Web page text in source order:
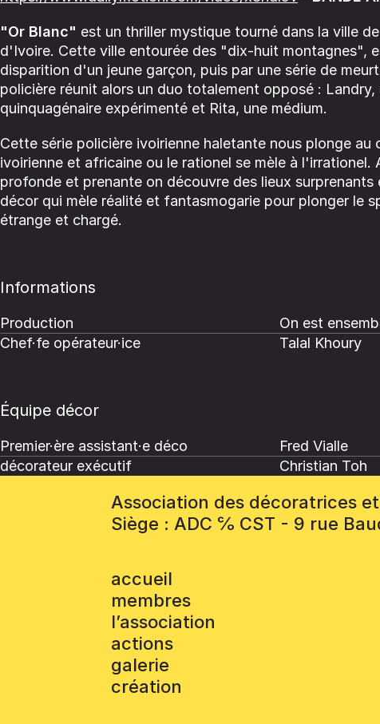
"Or Blanc" est un thriller mystique tourné dans la ville
d'Ivoire. Cette ville entourée des "dix-huit montagnes",
disparition d'un jeune garçon, puis par une série de
policière réunit alors un duo totalement opposé : Landry,
quinquagénaire expérimenté et Rita, une médium.
Cette série policière ivoirienne haletante nous plonge au
ivoirienne et africaine ou le rationel se mèle à l'irrationel.
profonde et prenante on découvre des lieux
décor qui mèle réalité et fantasmogarie pour plonger le
étrange et chargé.
Informations
Production
On est
Chef·fe opérateur·ice
Talal Khoury
Équipe décor
Premier·ère assistant·e déco
Fred Vialle
décorateur exécutif
Christian Toh
Association des décoratrices
Siège : ADC ℅ CST - 9 rue
accueil
membres
l’association
actions
galerie
création